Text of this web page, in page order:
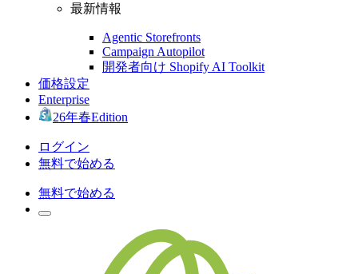
最新情報
Agentic Storefronts
Campaign Autopilot
開発者向け Shopify AI Toolkit
価格設定
Enterprise
26年春Edition
ログイン
無料で始める
無料で始める